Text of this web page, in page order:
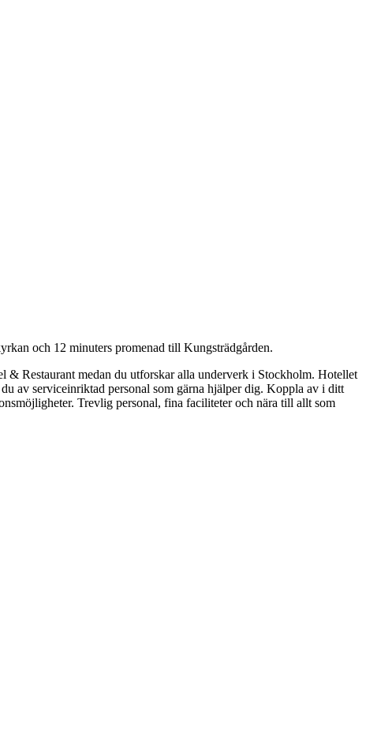
och 12 minuters promenad till Kungsträdgården.
Restaurant medan du utforskar alla underverk i Stockholm. Hotellet
av serviceinriktad personal som gärna hjälper dig. Koppla av i ditt
Trevlig personal, fina faciliteter och nära till allt som